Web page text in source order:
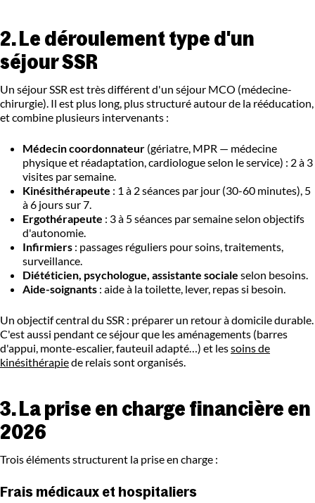
2. Le déroulement type d'un
séjour SSR
Un séjour SSR est très différent d'un séjour MCO (médecine-
chirurgie). Il est plus long, plus structuré autour de la rééducation,
et combine plusieurs intervenants :
Médecin coordonnateur (gériatre, MPR — médecine
physique et réadaptation, cardiologue selon le service) : 2 à 3
visites par semaine.
Kinésithérapeute : 1 à 2 séances par jour (30-60 minutes), 5
à 6 jours sur 7.
Ergothérapeute : 3 à 5 séances par semaine selon objectifs
d'autonomie.
Infirmiers : passages réguliers pour soins, traitements,
surveillance.
Diététicien, psychologue, assistante sociale selon besoins.
Aide-soignants : aide à la toilette, lever, repas si besoin.
Un objectif central du SSR : préparer un retour à domicile durable.
C'est aussi pendant ce séjour que les aménagements (barres
d'appui, monte-escalier, fauteuil adapté…) et lessoins de
kinésithérapiede relais sont organisés.
3. La prise en charge financière en
2026
Trois éléments structurent la prise en charge :
Frais médicaux et hospitaliers